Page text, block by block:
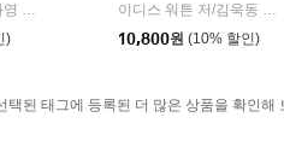
알베르 카뮈 저/김화영 역
)
이디스 워튼 저/김욱동 역
10,800원 (10% 할인)
택된 태그에 등록된 더 많은 상품을 확인해